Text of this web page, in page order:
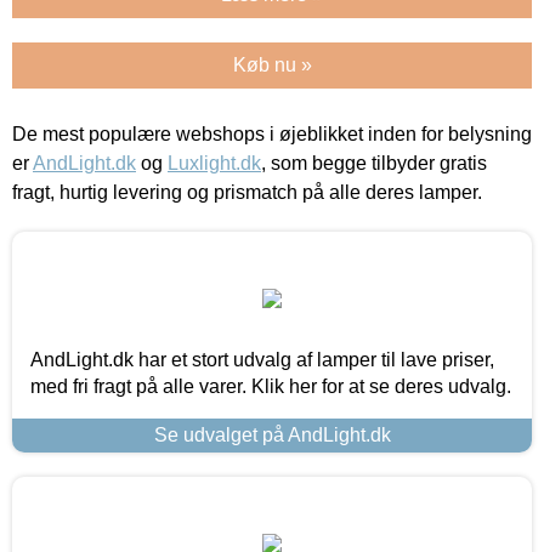
Køb nu »
De mest populære webshops i øjeblikket inden for belysning
erAndLight.dk og Luxlight.dk, som begge tilbyder gratis
fragt, hurtig levering og prismatch på alle deres lamper.
AndLight.dk har et stort udvalg af lamper til lave priser,
med fri fragt på alle varer. Klik her for at se deres udvalg.
Se udvalget på AndLight.dk